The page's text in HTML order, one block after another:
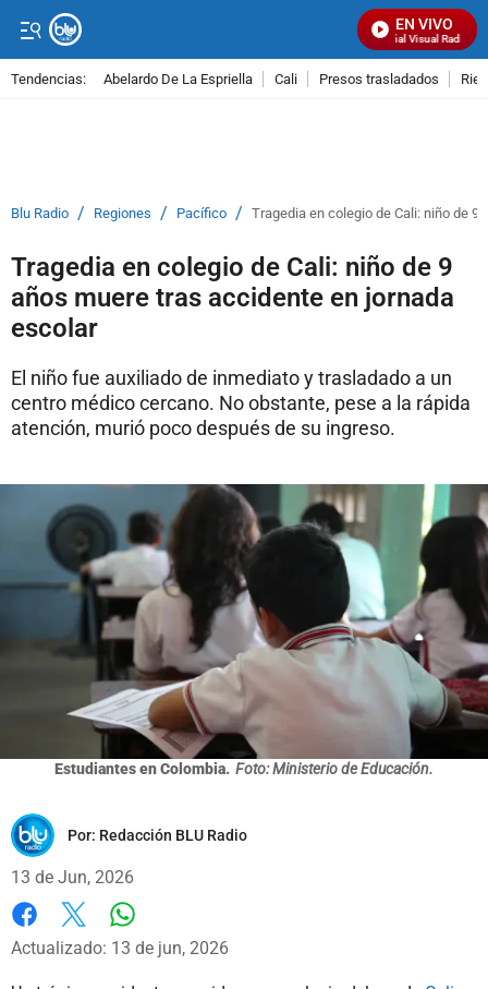
EN VIVO
Señal Visual Radio
Tendencias: Abelardo De La Espriella Cali Presos trasladados
Blu Radio / Regiones / Pacífico / Tragedia en colegio de Cali: niño de
Tragedia en colegio de Cali: niño de 9
años muere tras accidente en jornada
escolar
El niño fue auxiliado de inmediato y trasladado a un
centro médico cercano. No obstante, pese a la rápida
atención, murió poco después de su ingreso.
Estudiantes en Colombia. Foto: Ministerio de Educación.
Por: Redacción BLU Radio
13 de Jun, 2026
Facebook
X
Actualizado: 13 de jun, 2026